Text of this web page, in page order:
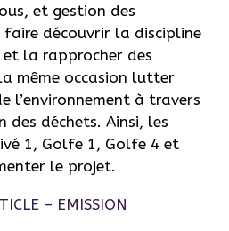
et gestion des
faire découvrir la discipline
la rapprocher des
même occasion lutter
l’environnement à travers
des déchets. Ainsi, les
1, Golfe 1, Golfe 4 et
le projet.